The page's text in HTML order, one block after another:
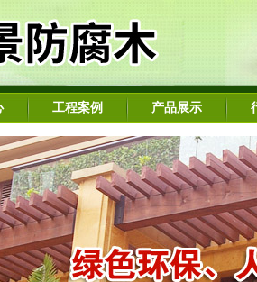
工程案例 产品展示